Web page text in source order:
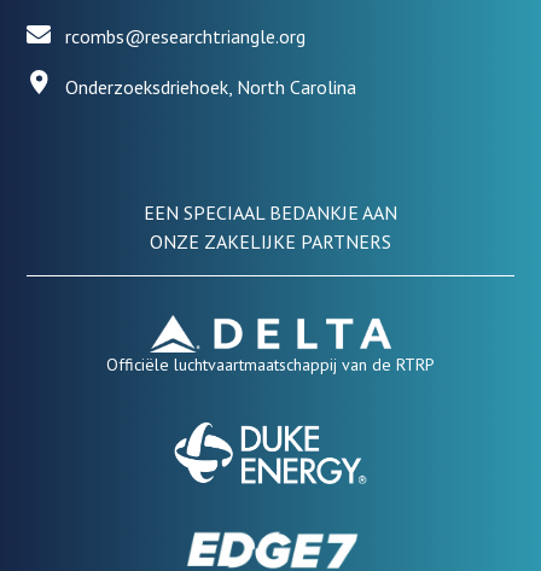
rcombs@researchtriangle.org
Onderzoeksdriehoek, North Carolina
EEN SPECIAAL BEDANKJE AAN
ONZE ZAKELIJKE PARTNERS
Officiële luchtvaartmaatschappij van de RTRP